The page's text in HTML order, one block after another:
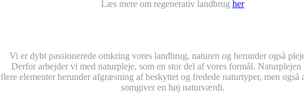
Læs mere om regenerativ landbrug her
Vi er dybt passionerede omkring vores landbrug, naturen og herunder også
Derfor arbejder vi med naturpleje, som en stor del af vores formål. Naturplejen
flere elementer herunder afgræsning af beskyttet og fredede naturtyper, men også
somgiver en høj naturværdi.